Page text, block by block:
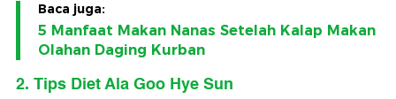
Baca juga:
5 Manfaat Makan Nanas Setelah Kalap Makan
Olahan Daging Kurban
2. Tips Diet Ala Goo Hye Sun